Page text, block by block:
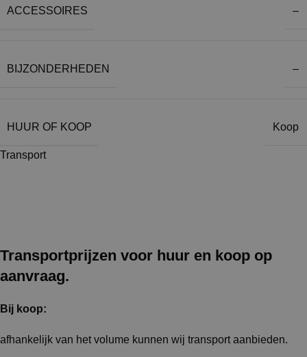
ACCESSOIRES –
BIJZONDERHEDEN –
HUUR OF KOOP Koop
Transport
Transportprijzen voor huur en koop op
aanvraag.
Bij koop:
afhankelijk van het volume kunnen wij transport aanbieden.